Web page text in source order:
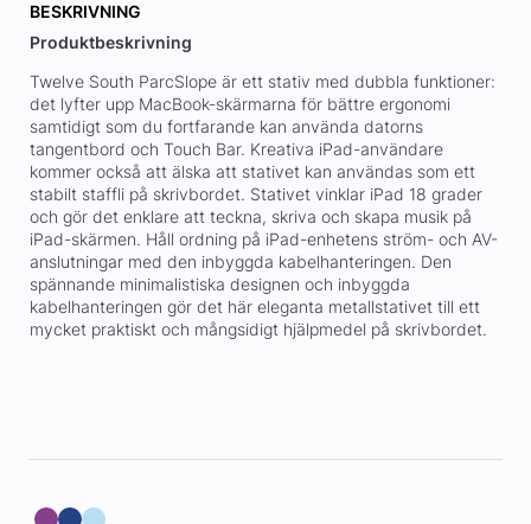
BESKRIVNING
Produktbeskrivning
Twelve South ParcSlope är ett stativ med dubbla funktioner:
det lyfter upp MacBook-skärmarna för bättre ergonomi
samtidigt som du fortfarande kan använda datorns
tangentbord och Touch Bar. Kreativa iPad-användare
kommer också att älska att stativet kan användas som ett
stabilt staffli på skrivbordet. Stativet vinklar iPad 18 grader
och gör det enklare att teckna, skriva och skapa musik på
iPad-skärmen. Håll ordning på iPad-enhetens ström- och AV-
anslutningar med den inbyggda kabelhanteringen. Den
spännande minimalistiska designen och inbyggda
kabelhanteringen gör det här eleganta metallstativet till ett
mycket praktiskt och mångsidigt hjälpmedel på skrivbordet.